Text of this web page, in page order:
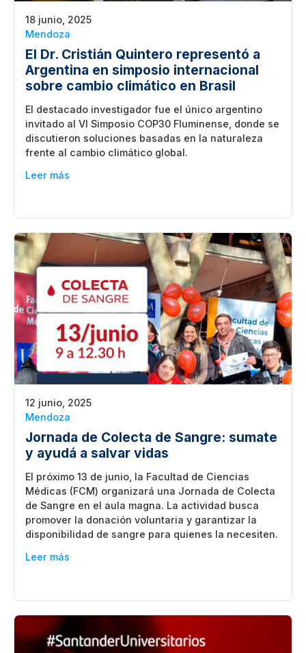
18 junio, 2025
Mendoza
El Dr. Cristián Quintero representó a
Argentina en simposio internacional
sobre cambio climático en Brasil
El destacado investigador fue el único argentino
invitado al VI Simposio COP30 Fluminense, donde se
discutieron soluciones basadas en la naturaleza
frente al cambio climático global.
Leer más
12 junio, 2025
Mendoza
Jornada de Colecta de Sangre: sumate
y ayudá a salvar vidas
El próximo 13 de junio, la Facultad de Ciencias
Médicas (FCM) organizará una Jornada de Colecta
de Sangre en el aula magna. La actividad busca
promover la donación voluntaria y garantizar la
disponibilidad de sangre para quienes la necesiten.
Leer más